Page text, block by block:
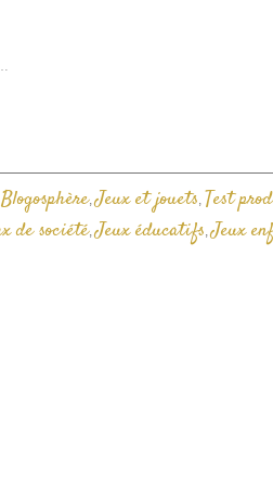
Blogosphère,Jeux et jouets, Test
de société,Jeux éducatifs,Jeux